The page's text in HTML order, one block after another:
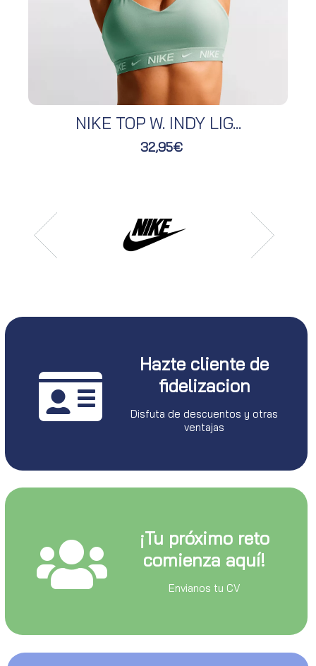
NIKE TOP W. INDY LIG...
32,95€
Hazte cliente de
fidelizacion
Disfuta de descuentos y otras
ventajas
¡Tu próximo reto
comienza aquí!
Envianos tu CV